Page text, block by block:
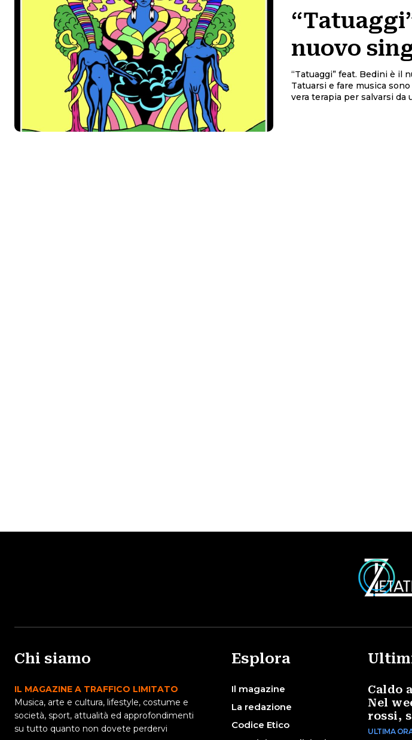
nuovo
“Tatuaggi” feat. Bedini è il
Tatuarsi e fare musica
vera terapia per salvarsi da
Chi siamo
IL MAGAZINE A TRAFFICO LIMITATO
Musica, arte e cultura, lifestyle, costume e
società, sport, attualità ed approfondimenti
su tutto quanto non dovete perdervi
Esplora
Il magazine
La redazione
Codice Etico
Caldo
Nel
rossi,
ULTIMA